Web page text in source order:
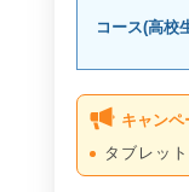
コース(高校
キャンペ
タブレッ